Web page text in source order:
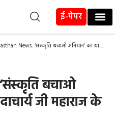
ई-पेपर
News: ‘संस्कृति बचाओ अभियान’ का बालमुकुंदाचार्य जी महाराज के समर्थन में ज्ञापन
बचाओ
जी महाराज के